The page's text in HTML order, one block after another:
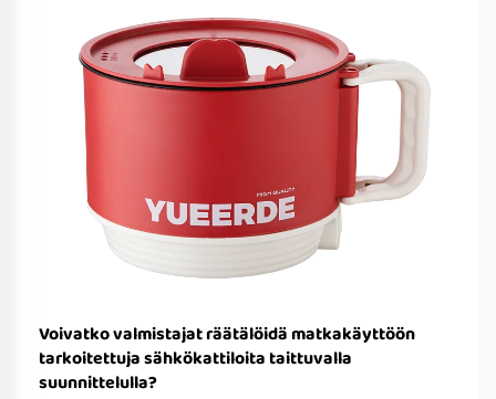
Voivatko valmistajat räätälöidä matkakäyttöön
tarkoitettuja sähkökattiloita taittuvalla
suunnittelulla?